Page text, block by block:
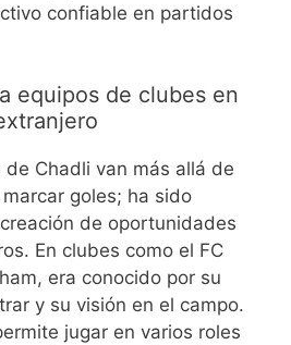
confiable en partidos
equipos de clubes en
Chadli van más allá de
goles; ha sido
de oportunidades
En clubes como el FC
era conocido por su
y su visión en el campo.
jugar en varios roles